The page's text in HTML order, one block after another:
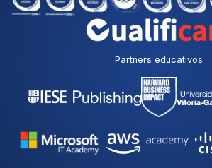
Partners educativos